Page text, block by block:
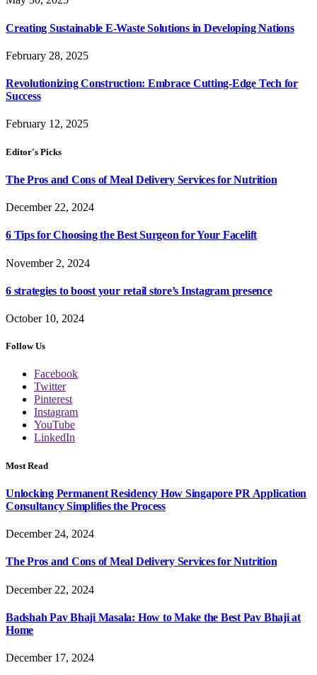
Creating Sustainable E-Waste Solutions in Developing Nations
February 28, 2025
Revolutionizing Construction: Embrace Cutting-Edge Tech for
Success
February 12, 2025
Editor's Picks
The Pros and Cons of Meal Delivery Services for Nutrition
December 22, 2024
6 Tips for Choosing the Best Surgeon for Your Facelift
November 2, 2024
6 strategies to boost your retail store’s Instagram presence
October 10, 2024
Follow Us
Facebook
Twitter
Pinterest
Instagram
YouTube
LinkedIn
Most Read
Unlocking Permanent Residency How Singapore PR Application
Consultancy Simplifies the Process
December 24, 2024
The Pros and Cons of Meal Delivery Services for Nutrition
December 22, 2024
Badshah Pav Bhaji Masala: How to Make the Best Pav Bhaji at
Home
December 17, 2024